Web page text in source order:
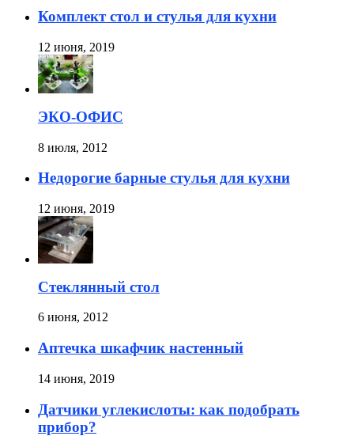
Комплект стол и стулья для кухни
12 июня, 2019
ЭКО-ОФИС
8 июля, 2012
Недорогие барные стулья для кухни
12 июня, 2019
Стеклянный стол
6 июня, 2012
Аптечка шкафчик настенный
14 июня, 2019
Датчики углекислоты: как подобрать
прибор?